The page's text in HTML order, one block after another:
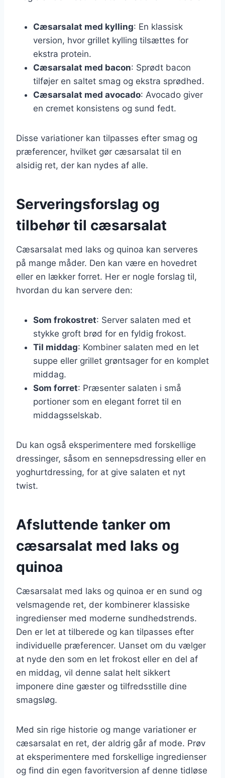
Cæsarsalat med kylling: En klassisk
version, hvor grillet kylling tilsættes for
ekstra protein.
Cæsarsalat med bacon: Sprødt bacon
tilføjer en saltet smag og ekstra sprødhed.
Cæsarsalat med avocado: Avocado giver
en cremet konsistens og sund fedt.
Disse variationer kan tilpasses efter smag og
præferencer, hvilket gør cæsarsalat til en
alsidig ret, der kan nydes af alle.
Serveringsforslag og
tilbehør til cæsarsalat
Cæsarsalat med laks og quinoa kan serveres
på mange måder. Den kan være en hovedret
eller en lækker forret. Her er nogle forslag til,
hvordan du kan servere den:
Som frokostret: Server salaten med et
stykke groft brød for en fyldig frokost.
Til middag: Kombiner salaten med en let
suppe eller grillet grøntsager for en komplet
middag.
Som forret: Præsenter salaten i små
portioner som en elegant forret til en
middagsselskab.
Du kan også eksperimentere med forskellige
dressinger, såsom en sennepsdressing eller en
yoghurtdressing, for at give salaten et nyt
twist.
Afsluttende tanker om
cæsarsalat med laks og
quinoa
Cæsarsalat med laks og quinoa er en sund og
velsmagende ret, der kombinerer klassiske
ingredienser med moderne sundhedstrends.
Den er let at tilberede og kan tilpasses efter
individuelle præferencer. Uanset om du vælger
at nyde den som en let frokost eller en del af
en middag, vil denne salat helt sikkert
imponere dine gæster og tilfredsstille dine
smagsløg.
Med sin rige historie og mange variationer er
cæsarsalat en ret, der aldrig går af mode. Prøv
at eksperimentere med forskellige ingredienser
og find din egen favoritversion af denne tidløse